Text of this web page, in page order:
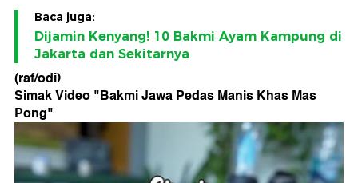
Baca juga:
Dijamin Kenyang! 10 Bakmi Ayam Kampung di
Jakarta dan Sekitarnya
(raf/odi)
Simak Video "Bakmi Jawa Pedas Manis Khas Mas
Pong"